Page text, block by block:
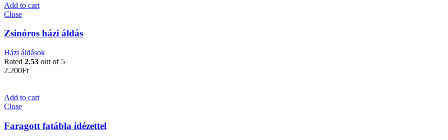
Add to cart
Close
Zsinóros házi áldás
Házi áldások
Rated 2.53 out of 5
2.200Ft
Add to cart
Close
Faragott fatábla idézettel